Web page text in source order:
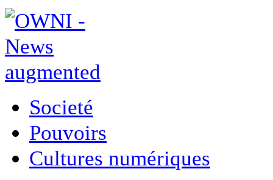
Societé
Pouvoirs
Cultures numériques